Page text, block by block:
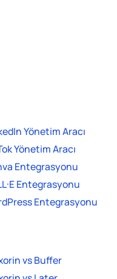
Yönetim Aracı
Yönetim Aracı
Entegrasyonu
Entegrasyonu
Entegrasyonu
vs Buffer